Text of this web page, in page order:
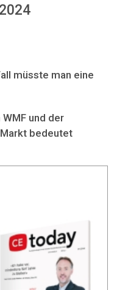
müsste man eine
und der
bedeutet